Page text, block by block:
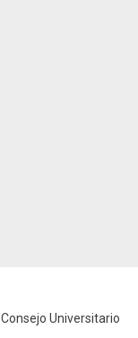
Consejo Universitario